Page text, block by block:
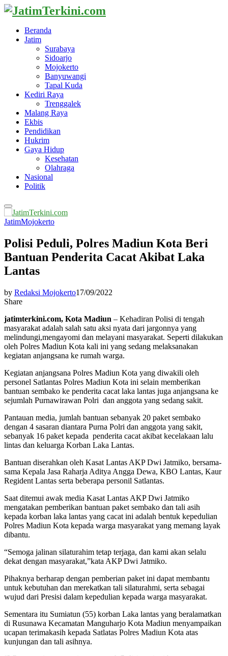
Beranda
Jatim
Surabaya
Sidoarjo
Mojokerto
Banyuwangi
Tapal Kuda
Kediri Raya
Trenggalek
Malang Raya
Ekbis
Pendidikan
Hukrim
Gaya Hidup
Kesehatan
Olahraga
Nasional
Politik
Primary
Menu
JatimMojokerto
Polisi Peduli, Polres Madiun Kota Beri
Bantuan Penderita Cacat Akibat Laka
Lantas
by Redaksi Mojokerto17/09/2022
Share
jatimterkini.com, Kota Madiun – Kehadiran Polisi di tengah
masyarakat adalah salah satu aksi nyata dari jargonnya yang
melindungi,mengayomi dan melayani masyarakat. Seperti dilakukan
oleh Polres Madiun Kota kali ini yang sedang melaksanakan
kegiatan anjangsana ke rumah warga.
Kegiatan anjangsana Polres Madiun Kota yang diwakili oleh
personel Satlantas Polres Madiun Kota ini selain memberikan
bantuan sembako ke penderita cacat laka lantas juga anjangsana ke
sejumlah Purnawirawan Polri dan anggota yang sedang sakit.
Pantauan media, jumlah bantuan sebanyak 20 paket sembako
dengan 4 sasaran diantara Purna Polri dan anggota yang sakit,
sebanyak 16 paket kepada penderita cacat akibat kecelakaan lalu
lintas dan keluarga Korban Laka Lantas.
Bantuan diserahkan oleh Kasat Lantas AKP Dwi Jatmiko, bersama-
sama Kepala Jasa Raharja Aditya Angga Dewa, KBO Lantas, Kaur
Regident Lantas serta beberapa personil Satlantas.
Saat ditemui awak media Kasat Lantas AKP Dwi Jatmiko
mengatakan pemberikan bantuan paket sembako dan tali asih
kepada korban laka lantas yang cacat ini adalah bentuk kepedulian
Polres Madiun Kota kepada warga masyarakat yang memang layak
dibantu.
“Semoga jalinan silaturahim tetap terjaga, dan kami akan selalu
dekat dengan masyarakat,”kata AKP Dwi Jatmiko.
Pihaknya berharap dengan pemberian paket ini dapat membantu
untuk kebutuhan dan merekatkan tali silaturahmi, serta sebagai
wujud dari Presisi dalam kepedulian kepada warga masyarakat.
Sementara itu Sumiatun (55) korban Laka lantas yang beralamatkan
di Rusunawa Kecamatan Manguharjo Kota Madiun menyampaikan
ucapan terimakasih kepada Satlatas Polres Madiun Kota atas
kunjungan dan tali asihnya.